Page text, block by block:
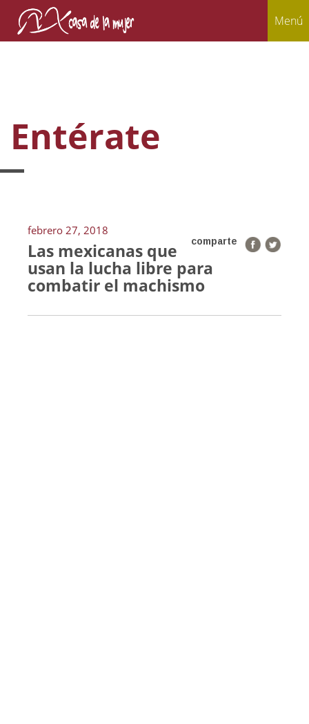
Menú
Entérate
febrero 27, 2018
comparte
Las mexicanas que
usan la lucha libre para
combatir el machismo